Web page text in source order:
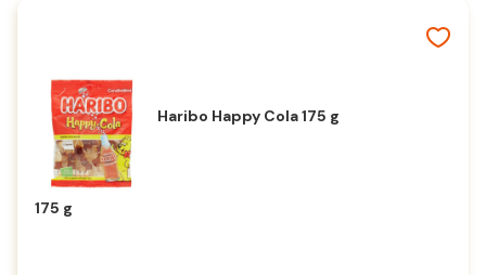
Haribo Happy Cola 175 g
175 g